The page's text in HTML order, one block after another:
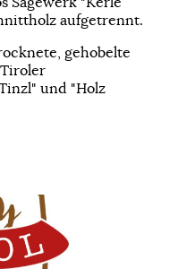
aufgetrennt.
gehobelte
und "Holz